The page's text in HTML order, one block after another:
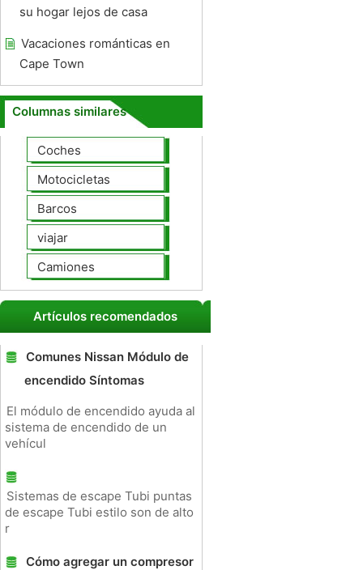
su hogar lejos de casa
Vacaciones románticas en
Cape Town
Columnas similares
Coches
Motocicletas
Barcos
viajar
Camiones
Artículos recomendados
Comunes Nissan Módulo de
encendido Síntomas
El módulo de encendido ayuda al
sistema de encendido de un
vehícul
Sistemas de escape Tubi puntas
de escape Tubi estilo son de alto
r
Cómo agregar un compresor